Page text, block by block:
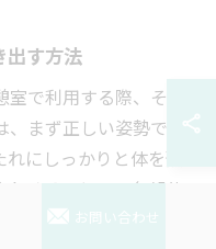
出す方法
で利用する際、その
、まず正しい姿勢で座
にしっかりと体を預
わせることで、各部位
短時間でもリフレッ
お問い合わせ